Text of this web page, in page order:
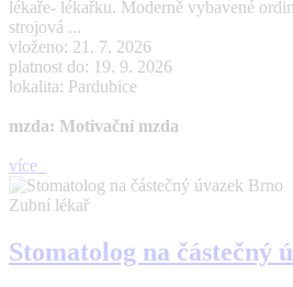
lékaře- lékařku. Moderně vybavené
strojová ...
vloženo: 21. 7. 2026
platnost do: 19. 9. 2026
lokalita: Pardubice
mzda: Motivační mzda
více
Zubní lékař
Stomatolog na částečný